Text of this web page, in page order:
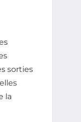
sorties
la